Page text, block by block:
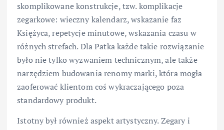
skomplikowane konstrukcje, tzw. komplikacje
zegarkowe: wieczny kalendarz, wskazanie faz
Księżyca, repetycje minutowe, wskazania czasu w
różnych strefach. Dla Patka każde takie rozwiązanie
było nie tylko wyzwaniem technicznym, ale także
narzędziem budowania renomy marki, która mogła
zaoferować klientom coś wykraczającego poza
standardowy produkt.
Istotny był również aspekt artystyczny. Zegary i